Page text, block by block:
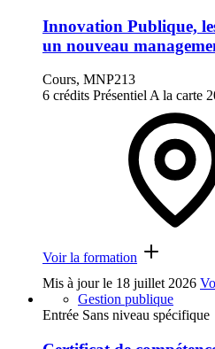
Innovation Publique,
un nouveau
Cours, MNP213
6 crédits Présentiel A la carte
Voir la formation
Mis à jour le 18 juillet 2026
Gestion publique
Entrée Sans niveau spécifique